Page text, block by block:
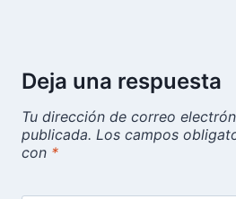
Deja una respuesta
Tu dirección de correo
publicada. Los campos
con *